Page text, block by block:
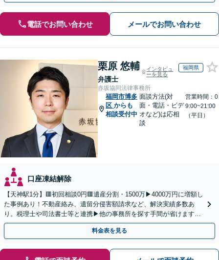
電話でお問い合わせ メールでお問い合わせ
栗原 悠輔
弁護士
インタビュ
ーを見る
福岡県
赤坂協同法律事務所
福岡市博多
区 からも
相談受付中
面談方法(対
面・電話・ビデ
オなど)は応相
談
営業時間：0
9:00~21:00
（平日）
口座凍結解除
【天神駅1分】🟥初回相談0円🟥遺産分割・1500万▶4000万円に増額し
た事例あり！不動産絡み、遺留分侵害額請求など、解決実績多数あ
り。税理士や司法書士等と連携▶他の事務所を探す手間が省けます！
不動産会社と連携し無料査定&財産調査も◎
料金表を見る